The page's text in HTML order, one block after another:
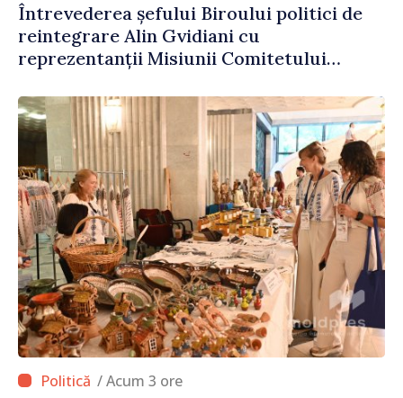
Întrevederea șefului Biroului politici de
reintegrare Alin Gvidiani cu
reprezentanții Misiunii Comitetului
/ Acum 3 ore